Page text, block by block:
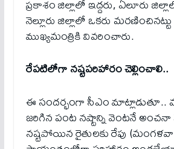
ప్రకాశం జిల్లాలో ఇద్దరు, ఏలూరు
నెల్లూరు జిల్లాలో ఒకరు
ముఖ్య‌మంత్రికి వివ‌రించారు.
రేపటిలోగా న‌ష్టపరిహారం చెల్లించాలి..
ఈ సంద‌ర్భంగా సీఎం మాట్లాడుతూ..
జరిగిన పంట నష్టాన్ని వెంటనే
నష్టపోయిన రైతులకు రేపు